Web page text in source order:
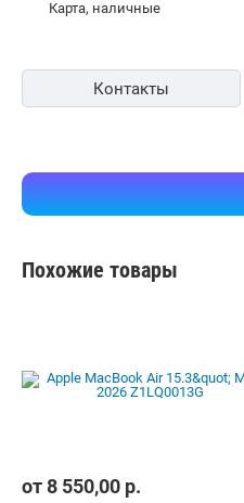
карта, наличные
Контакты
Похожие товары
от8 550,00 р.